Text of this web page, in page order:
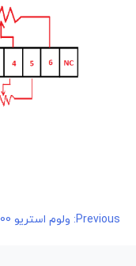
راهبری
Previous: ولوم استریو 100 کیلو 7 پین